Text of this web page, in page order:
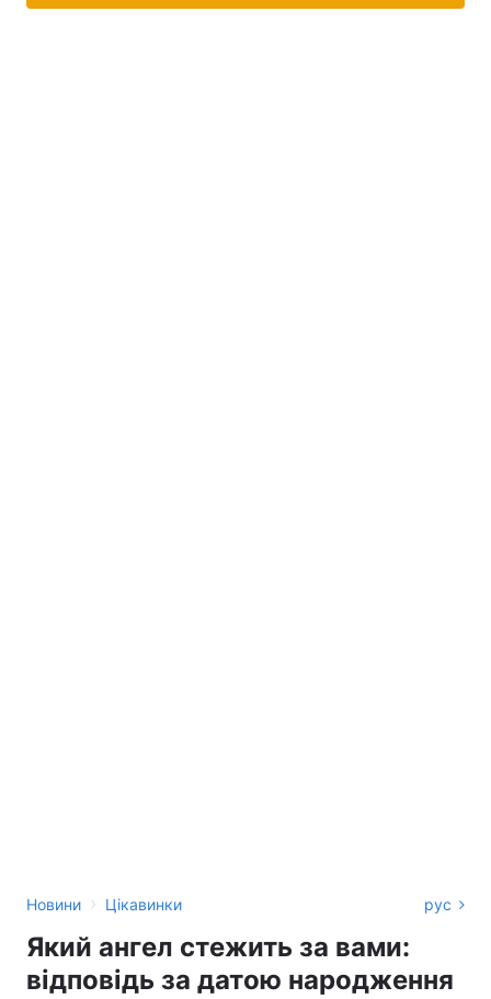
Новини › Цікавинки рус
Який ангел стежить за вами:
відповідь за датою народження